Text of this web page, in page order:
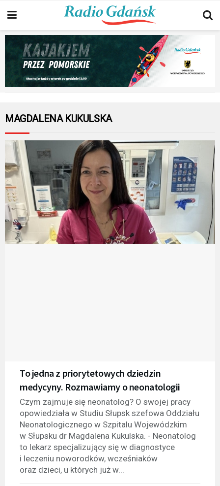
MAGDALENA KUKULSKA
To jedna z priorytetowych dziedzin
medycyny. Rozmawiamy o neonatologii
Czym zajmuje się neonatolog? O swojej pracy
opowiedziała w Studiu Słupsk szefowa Oddziału
Neonatologicznego w Szpitalu Wojewódzkim
w Słupsku dr Magdalena Kukulska. - Neonatolog
to lekarz specjalizujący się w diagnostyce
i leczeniu noworodków, wcześniaków
oraz dzieci, u których już w...